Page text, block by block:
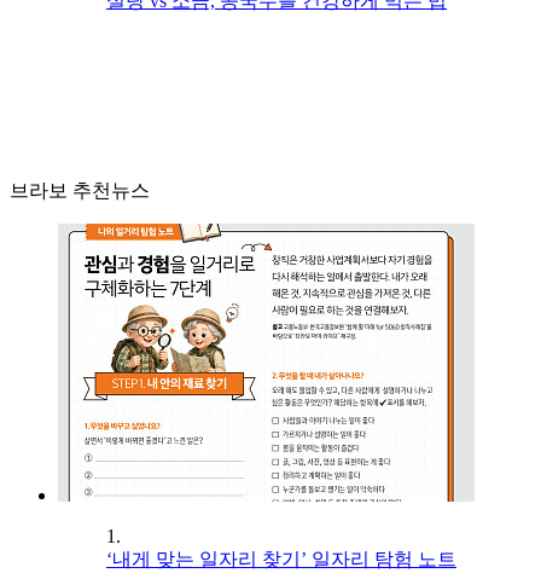
브라보 추천뉴스
1.
‘내게 맞는 일자리 찾기’ 일자리 탐험 노트